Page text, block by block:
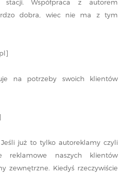
stacji. Współpraca z autorem
dobra, wiec nie ma z tym
na potrzeby swoich klientów
już to tylko autoreklamy czyli
reklamowe naszych klientów
zewnętrzne. Kiedyś rzeczywiście